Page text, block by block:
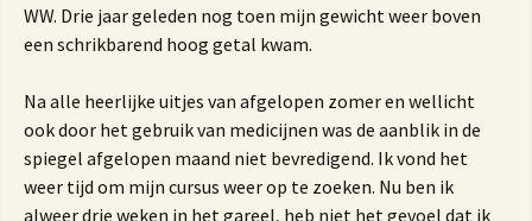
WW. Drie jaar geleden nog toen mijn gewicht weer boven
een schrikbarend hoog getal kwam.
Na alle heerlijke uitjes van afgelopen zomer en wellicht
ook door het gebruik van medicijnen was de aanblik in de
spiegel afgelopen maand niet bevredigend. Ik vond het
weer tijd om mijn cursus weer op te zoeken. Nu ben ik
alweer drie weken in het gareel, heb niet het gevoel dat ik